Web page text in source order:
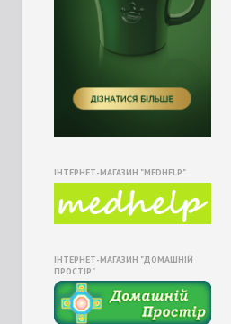
ІНТЕРНЕТ-МАГАЗИН "MEDHELP"
ІНТЕРНЕТ-МАГАЗИН "ДОМАШНІЙ
ПРОСТІР"